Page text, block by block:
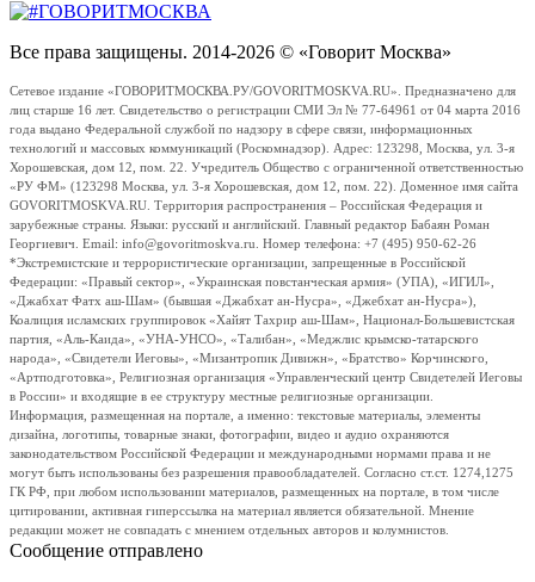
Все права защищены. 2014-2026 © «Говорит Москва»
Сетевое издание «ГОВОРИТМОСКВА.РУ/GOVORITMOSKVA.RU». Предназначено для
лиц старше 16 лет. Свидетельство о регистрации СМИ Эл № 77-64961 от 04 марта 2016
года выдано Федеральной службой по надзору в сфере связи, информационных
технологий и массовых коммуникаций (Роскомнадзор). Адрес: 123298, Москва, ул. 3-я
Хорошевская, дом 12, пом. 22. Учредитель Общество с ограниченной ответственностью
«РУ ФМ» (123298 Москва, ул. 3-я Хорошевская, дом 12, пом. 22). Доменное имя сайта
GOVORITMOSKVA.RU. Территория распространения – Российская Федерация и
зарубежные страны. Языки: русский и английский. Главный редактор Бабаян Роман
Георгиевич. Email: info@govoritmoskva.ru. Номер телефона: +7 (495) 950-62-26
*Экстремистские и террористические организации, запрещенные в Российской
Федерации: «Правый сектор», «Украинская повстанческая армия» (УПА), «ИГИЛ»,
«Джабхат Фатх аш-Шам» (бывшая «Джабхат ан-Нусра», «Джебхат ан-Нусра»),
Коалиция исламских группировок «Хайят Тахрир аш-Шам», Национал-Большевистская
партия, «Аль-Каида», «УНА-УНСО», «Талибан», «Меджлис крымско-татарского
народа», «Свидетели Иеговы», «Мизантропик Дивижн», «Братство» Корчинского,
«Артподготовка», Религиозная организация «Управленческий центр Свидетелей Иеговы
в России» и входящие в ее структуру местные религиозные организации.
Информация, размещенная на портале, а именно: текстовые материалы, элементы
дизайна, логотипы, товарные знаки, фотографии, видео и аудио охраняются
законодательством Российской Федерации и международными нормами права и не
могут быть использованы без разрешения правообладателей. Согласно ст.ст. 1274,1275
ГК РФ, при любом использовании материалов, размещенных на портале, в том числе
цитировании, активная гиперссылка на материал является обязательной. Мнение
редакции может не совпадать с мнением отдельных авторов и колумнистов.
Сообщение отправлено